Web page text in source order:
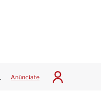
Juegos Centroamericanos
Anúnciate
I